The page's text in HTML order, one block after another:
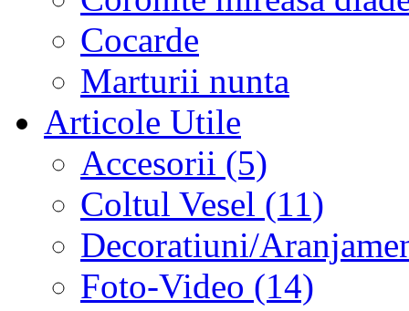
Cocarde
Marturii nunta
Articole Utile
Accesorii (5)
Coltul Vesel (11)
Decoratiuni/
Foto-Video (14)